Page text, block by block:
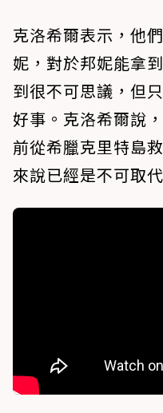
克洛希爾表示，他
妮，對於邦妮能拿
到很不可思議，但
好事。克洛希爾說
前從希臘克里特島
來說已經是不可取